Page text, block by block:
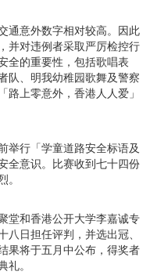
通意外数字相对较高。因此
并对违例者采取严厉检控行
全的重要性，包括歌唱表
队、明我幼稚园歌舞及警察
上零意外，香港人人爱」
举行「学童道路安全标语及
全意识。比赛收到七十四份
堂和香港公开大学李嘉诚专
日担任评判，并选出冠、
果将于五月中公布，得奖者
。